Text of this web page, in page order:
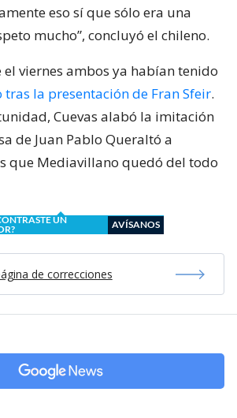
eso sí que sólo era una
mucho”, concluyó el chileno.
el viernes ambos ya habían tenido
la presentación de Fran Sfeir.
Cuevas alabó la imitación
de Juan Pablo Queraltó a
que Mediavillano quedó del todo
UN
AVÍSANOS
de correcciones